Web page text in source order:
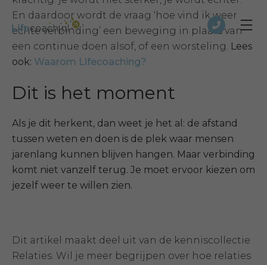
En daardoor wordt de vraag ‘hoe vind ik weer
echte verbinding’ een beweging in plaats van
een continue doen alsof, of een worsteling. Lees
ook: Waarom Lifecoaching?
Dit is het moment
Als je dit herkent, dan weet je het al: de afstand
tussen weten en doen is de plek waar mensen
jarenlang kunnen blijven hangen. Maar verbinding
komt niet vanzelf terug. Je moet ervoor kiezen om
jezelf weer te willen zien.
Dit artikel maakt deel uit van de kenniscollectie
Relaties. Wil je meer begrijpen over hoe relaties